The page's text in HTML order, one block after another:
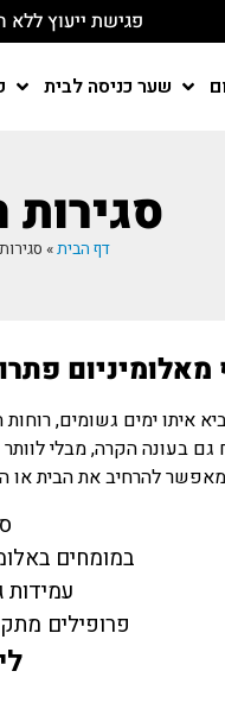
פגישת ייעוץ ללא
שער כניסה לבית
סגירות
דף הבית»
מאלומיניום
איתו ימים גשומים,
גם בעונה הקרה, מבלי
להרחיב את הבית או
במומחים
עמידות
פרופילים